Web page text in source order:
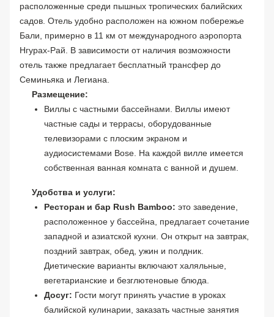
расположенные среди пышных тропических балийских
садов. Отель удобно расположен на южном побережье
Бали, примерно в 11 км от международного аэропорта
Нгурах-Рай. В зависимости от наличия возможности
отель также предлагает бесплатный трансфер до
Семиньяка и Легиана.
Размещение:
Виллы с частными бассейнами. Виллы имеют
частные сады и террасы, оборудованные
телевизорами с плоским экраном и
аудиосистемами Bose. На каждой вилле имеется
собственная ванная комната с ванной и душем.
Удобства и услуги:
Ресторан и бар Rush Bamboo: это заведение,
расположенное у бассейна, предлагает сочетание
западной и азиатской кухни. Он открыт на завтрак,
поздний завтрак, обед, ужин и полдник.
Диетические варианты включают халяльные,
вегетарианские и безглютеновые блюда.
Досуг: Гости могут принять участие в уроках
балийской кулинарии, заказать частные занятия